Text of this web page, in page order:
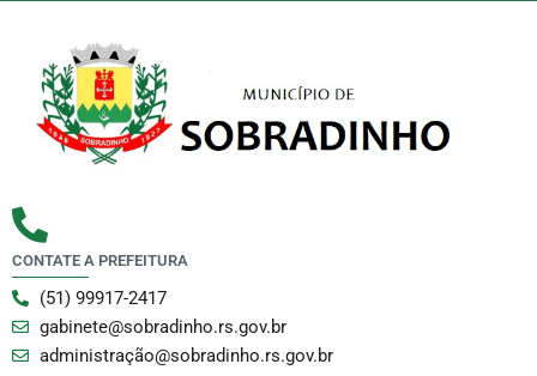
CONTATE A PREFEITURA
(51) 99917-2417
gabinete@sobradinho.rs.gov.br
administração@sobradinho.rs.gov.br